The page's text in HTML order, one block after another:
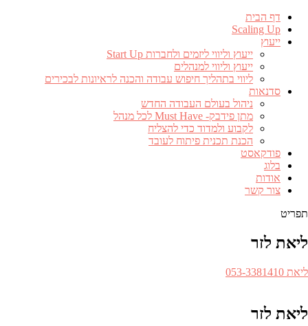
דף הבית
Scaling Up
ייעוץ
ייעוץ וליווי ליזמים ולחברות Start Up
ייעוץ וליווי למנהלים
ליווי בתהליך חיפוש עבודה והכנה לראיונות לבכירים
סדנאות
ניהול בעולם העבודה החדש
מתן פידבק- Must Have לכל מנהל
לקבוע ולמדוד כדי להצליח
הכנת תכנית פיתוח לעובד
פודקאסט
בלוג
אודות
צור קשר
תפריט
ליאת לזר
מספר
ליאת 053-3381410​
ליאת לזר